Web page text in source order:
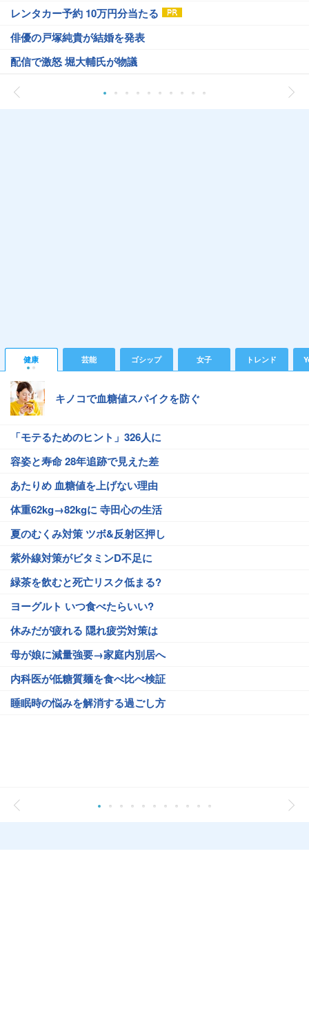
レンタカー予約 10万円分当たる
俳優の戸塚純貴が結婚を発表
配信で激怒 堀大輔氏が物議
健康 芸能 ゴシップ 女子 トレンド
キノコで血糖値スパイクを防ぐ
「モテるためのヒント」326人に
容姿と寿命 28年追跡で見えた差
あたりめ 血糖値を上げない理由
体重62kg→82kgに 寺田心の生活
夏のむくみ対策 ツボ&反射区押し
紫外線対策がビタミンD不足に
緑茶を飲むと死亡リスク低まる?
ヨーグルト いつ食べたらいい?
休みだが疲れる 隠れ疲労対策は
母が娘に減量強要→家庭内別居へ
内科医が低糖質麺を食べ比べ検証
睡眠時の悩みを解消する過ごし方